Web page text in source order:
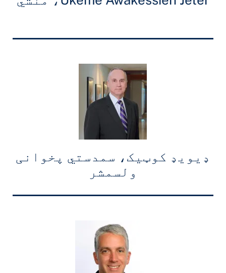
ډیویډ کوټیک، سمدستي پخوانی
ولسمشر